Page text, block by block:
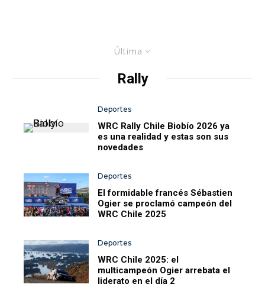
Última
Rally
Deportes
WRC Rally Chile Biobío 2026 ya
es una realidad y estas son sus
novedades
Deportes
El formidable francés Sébastien
Ogier se proclamó campeón del
WRC Chile 2025
Deportes
WRC Chile 2025: el
multicampeón Ogier arrebata el
liderato en el día 2